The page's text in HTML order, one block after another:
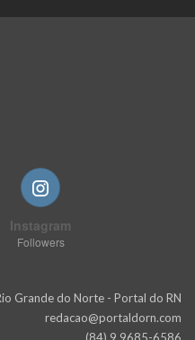
Instagram
Followers
Grande do Norte - Portal do RN
redacao@portaldorn.com
(84) 9 9685-6586